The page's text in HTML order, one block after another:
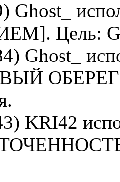
Ghost_
]. Цель:
Ghost_
ОБЕРЕГ
KRI42